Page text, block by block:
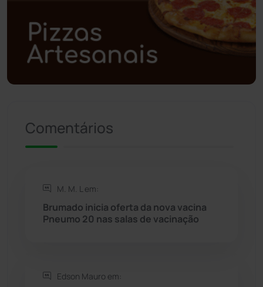
Polícia Civil (57)
Polícia Militar (27)
Política (03)
Riacho de Santana
Rio de Contas
Rio do Antônio
Saúde
Comentários
M. M. L em:
Brumado inicia oferta da nova vacina
Pneumo 20 nas salas de vacinação
Edson Mauro em: